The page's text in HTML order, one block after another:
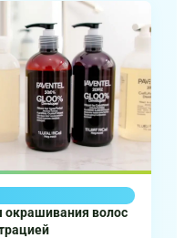
окрашивания волос